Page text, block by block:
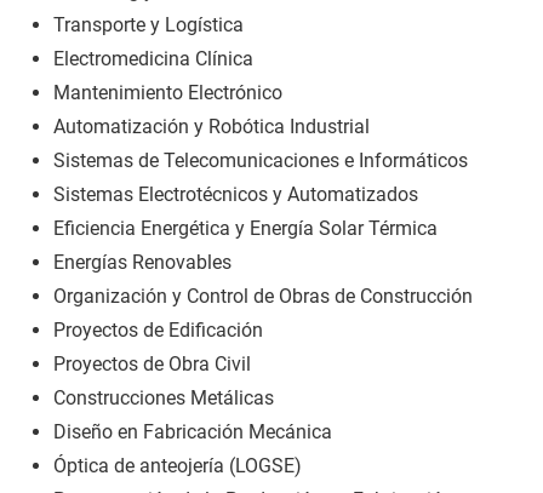
Transporte y Logística
Electromedicina Clínica
Mantenimiento Electrónico
Automatización y Robótica Industrial
Sistemas de Telecomunicaciones e Informáticos
Sistemas Electrotécnicos y Automatizados
Eficiencia Energética y Energía Solar Térmica
Energías Renovables
Organización y Control de Obras de Construcción
Proyectos de Edificación
Proyectos de Obra Civil
Construcciones Metálicas
Diseño en Fabricación Mecánica
Óptica de anteojería (LOGSE)